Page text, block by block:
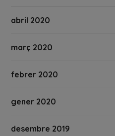
abril 2020
març 2020
febrer 2020
gener 2020
desembre 2019